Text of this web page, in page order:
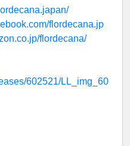
flordecana.jp
flordecana/
602521/LL_img_60